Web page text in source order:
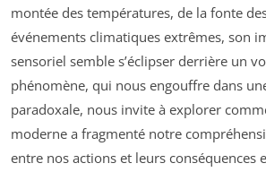
montée des températures, de la fonte
événements climatiques extrêmes, son
sensoriel semble s’éclipser derrière un
phénomène, qui nous engouffre dans
paradoxale, nous invite à explorer
moderne a fragmenté notre
entre nos actions et leurs conséquences